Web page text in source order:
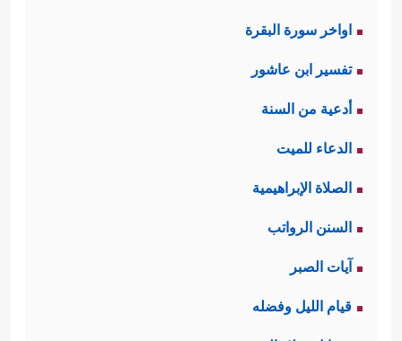
اواخر سورة البقرة
تفسير ابن عاشور
أدعية من السنة
الدعاء للميت
الصلاة الإبراهيمية
السنن الرواتب
آيات الصبر
قيام الليل وفضله